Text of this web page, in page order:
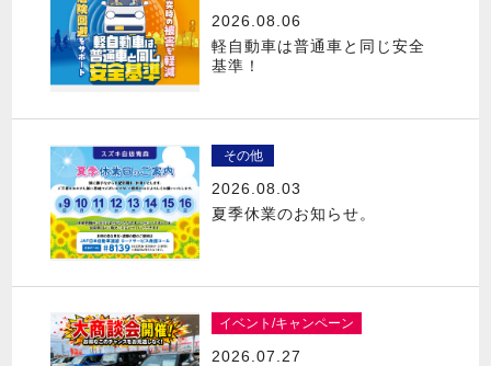
2026.08.06
軽自動車は普通車と同じ安全
基準！
その他
2026.08.03
夏季休業のお知らせ。
イベント/キャンペーン
2026.07.27